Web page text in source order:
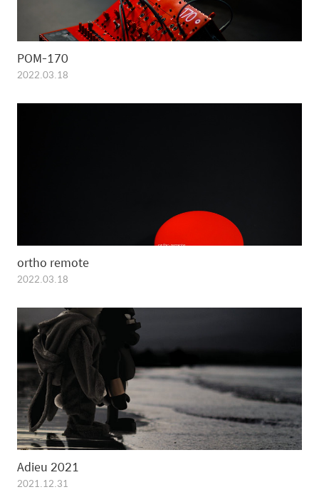
POM-170
2022.03.18
ortho remote
2022.03.18
Adieu 2021
2021.12.31